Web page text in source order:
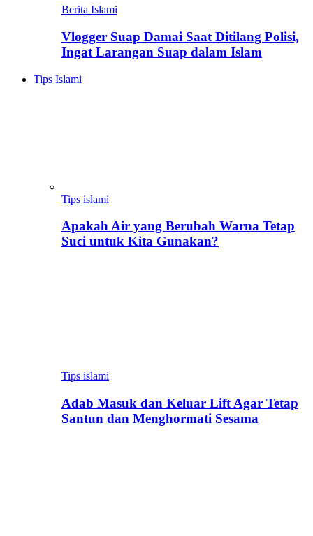
Berita Islami
Vlogger Suap Damai Saat Ditilang Polisi,
Ingat Larangan Suap dalam Islam
Tips Islami
Tips islami
Apakah Air yang Berubah Warna Tetap
Suci untuk Kita Gunakan?
Tips islami
Adab Masuk dan Keluar Lift Agar Tetap
Santun dan Menghormati Sesama